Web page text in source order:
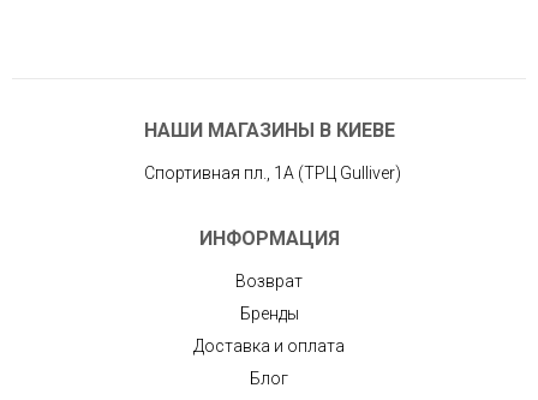
НАШИ МАГАЗИНЫ В КИЕВЕ
Спортивная пл., 1А (ТРЦ Gulliver)
ИНФОРМАЦИЯ
Возврат
Бренды
Доставка и оплата
Блог